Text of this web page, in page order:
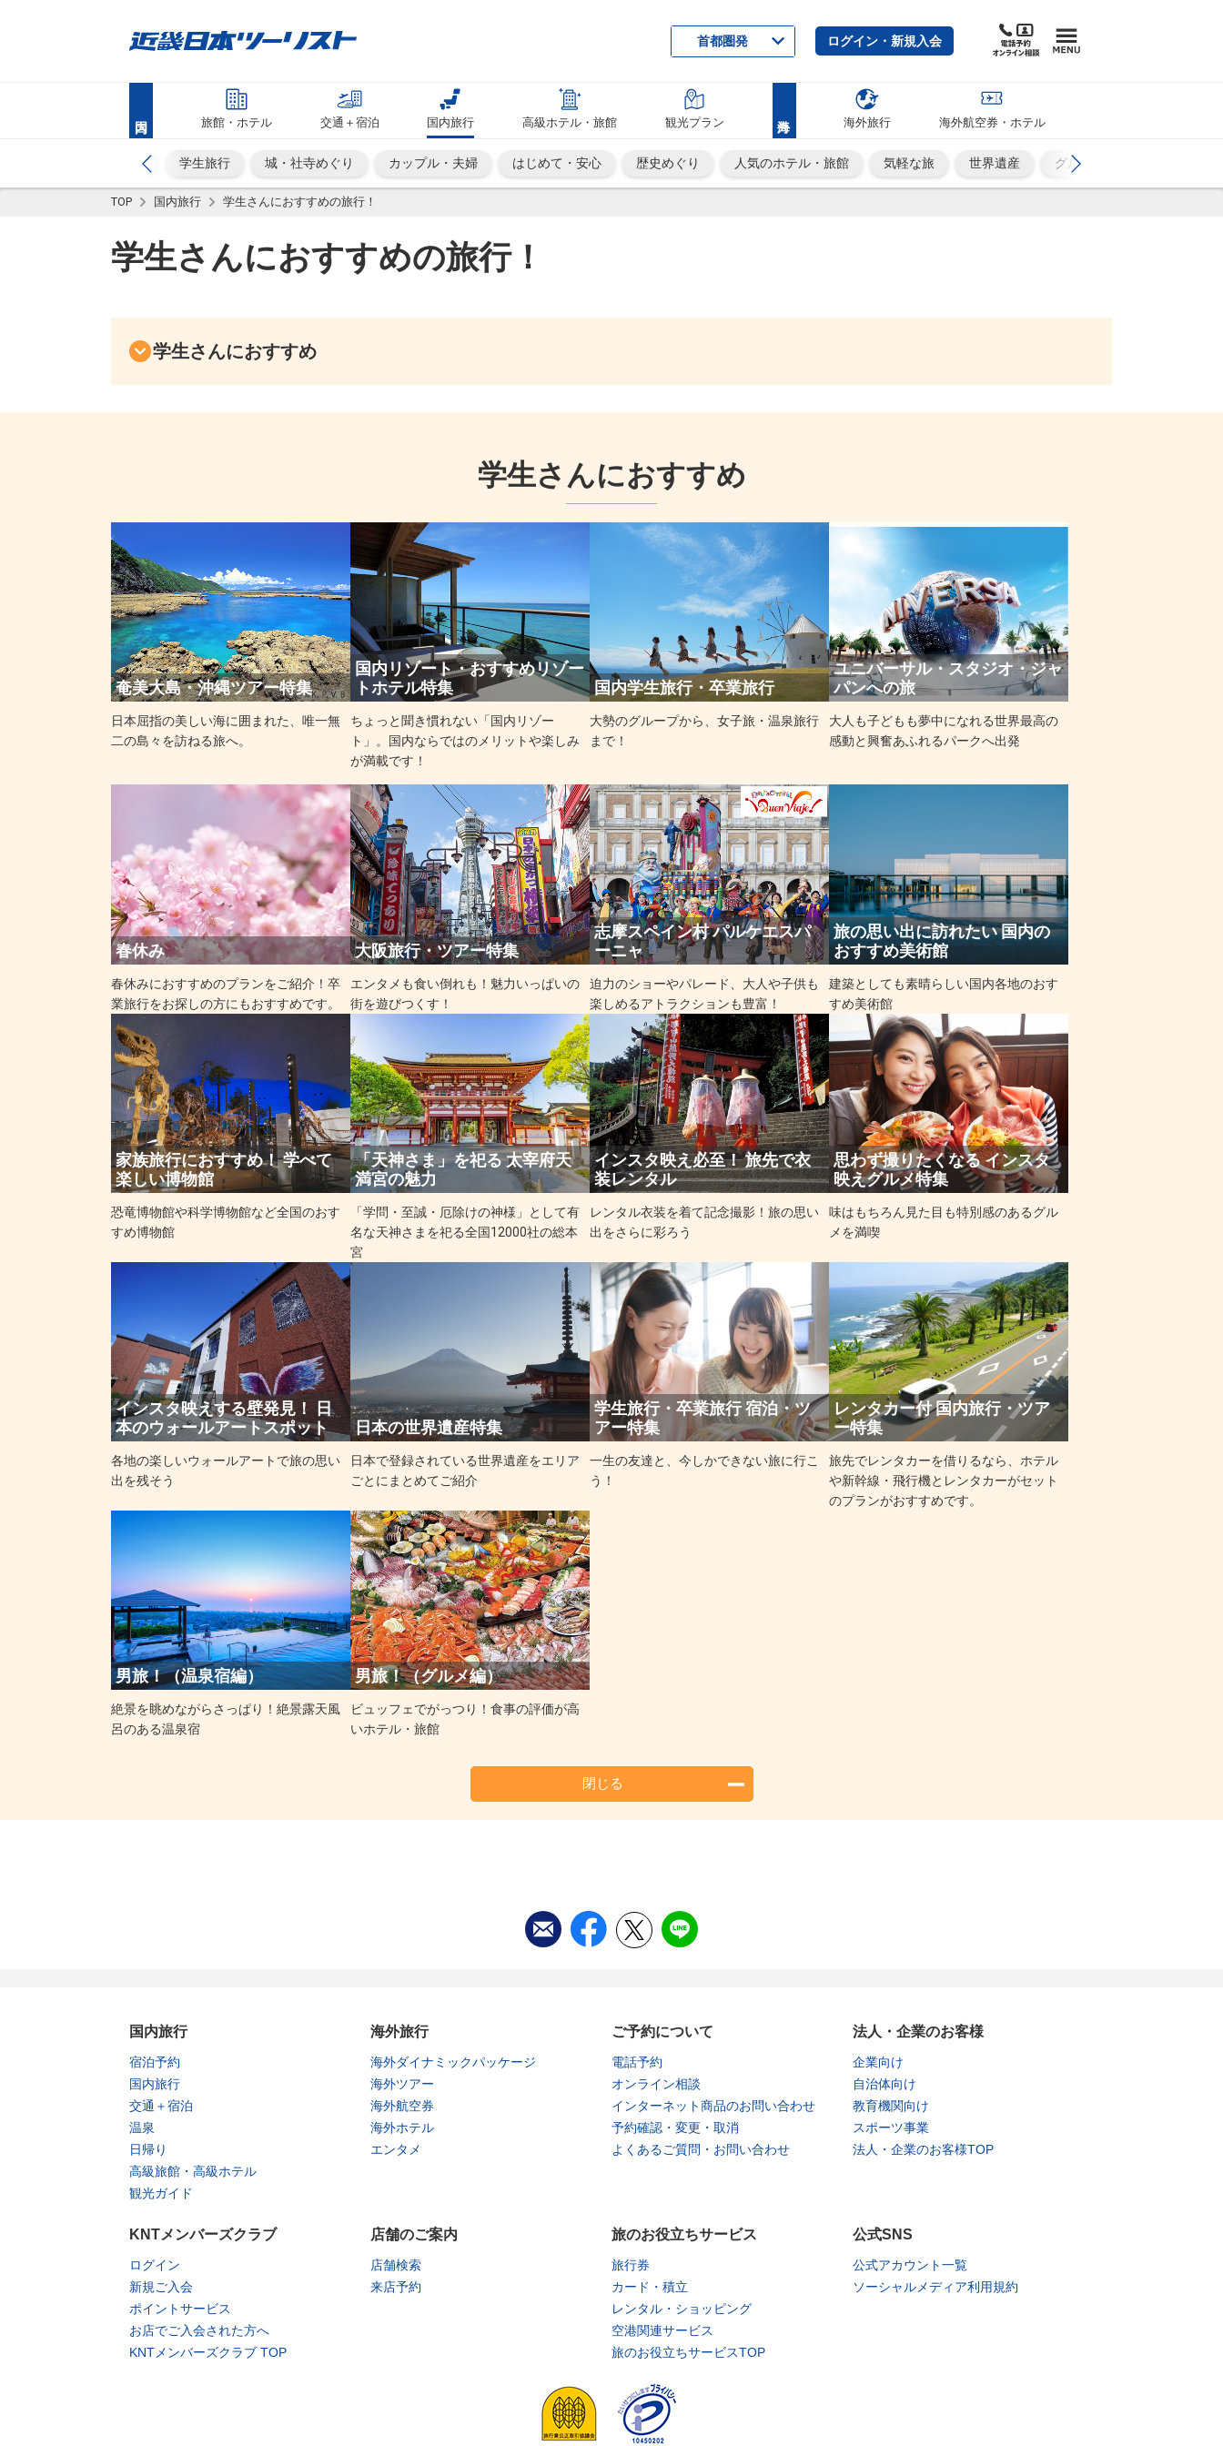
首都圏発 ログイン・新規入会
旅館・ホテル 交通＋宿泊 国内旅行 高級ホテル・旅館 観光プラン 海外旅行 海外航空券・ホテル
ビジネス・出張 学生旅行 城・社寺めぐり カップル・夫婦 はじめて・安心 歴史めぐり 人気のホテル・旅館 気軽な旅 世界遺産 グルメ
TOP 国内旅行 学生さんにおすすめの旅行！
学生さんにおすすめの旅行！
学生さんにおすすめ
学生さんにおすすめ
奄美大島・沖縄ツアー特集
日本屈指の美しい海に囲まれた、唯一無
二の島々を訪ねる旅へ。
国内リゾート・おすすめリゾー
トホテル特集
ちょっと聞き慣れない「国内リゾー
ト」。国内ならではのメリットや楽しみ
が満載です！
国内学生旅行・卒業旅行
大勢のグループから、女子旅・温泉旅行
まで！
ユニバーサル・スタジオ・ジャ
パンへの旅
大人も子どもも夢中になれる世界最高の
感動と興奮あふれるパークへ出発
春休み
春休みにおすすめのプランをご紹介！卒
業旅行をお探しの方にもおすすめです。
大阪旅行・ツアー特集
エンタメも食い倒れも！魅力いっぱいの
街を遊びつくす！
志摩スペイン村 パルケエスパ
ーニャ
迫力のショーやパレード、大人や子供も
楽しめるアトラクションも豊富！
旅の思い出に訪れたい 国内の
おすすめ美術館
建築としても素晴らしい国内各地のおす
すめ美術館
家族旅行におすすめ！ 学べて
楽しい博物館
恐竜博物館や科学博物館など全国のおす
すめ博物館
「天神さま」を祀る 太宰府天
満宮の魅力
「学問・至誠・厄除けの神様」として有
名な天神さまを祀る全国12000社の総本
宮
インスタ映え必至！ 旅先で衣
装レンタル
レンタル衣装を着て記念撮影！旅の思い
出をさらに彩ろう
思わず撮りたくなる インスタ
映えグルメ特集
味はもちろん見た目も特別感のあるグル
メを満喫
インスタ映えする壁発見！ 日
本のウォールアートスポット
各地の楽しいウォールアートで旅の思い
出を残そう
日本の世界遺産特集
日本で登録されている世界遺産をエリア
ごとにまとめてご紹介
学生旅行・卒業旅行 宿泊・ツ
アー特集
一生の友達と、今しかできない旅に行こ
う！
レンタカー付 国内旅行・ツア
ー特集
旅先でレンタカーを借りるなら、ホテル
や新幹線・飛行機とレンタカーがセット
のプランがおすすめです。
​男旅！（温泉宿編）
絶景を眺めながらさっぱり！絶景露天風
呂のある温泉宿
男旅！（グルメ編）
ビュッフェでがっつり！食事の評価が高
いホテル・旅館
閉じる
国内旅行
宿泊予約
国内旅行
交通＋宿泊
温泉
日帰り
高級旅館・高級ホテル
観光ガイド
海外旅行
海外ダイナミックパッケージ
海外ツアー
海外航空券
海外ホテル
エンタメ
ご予約について
電話予約
オンライン相談
インターネット商品のお問い合わせ
予約確認・変更・取消
よくあるご質問・お問い合わせ
法人・企業のお客様
企業向け
自治体向け
教育機関向け
スポーツ事業
法人・企業のお客様TOP
KNTメンバーズクラブ
ログイン
新規ご入会
ポイントサービス
お店でご入会された方へ
KNTメンバーズクラブ TOP
店舗のご案内
店舗検索
来店予約
旅のお役立ちサービス
旅行券
カード・積立
レンタル・ショッピング
空港関連サービス
旅のお役立ちサービスTOP
公式SNS
公式アカウント一覧
ソーシャルメディア利用規約